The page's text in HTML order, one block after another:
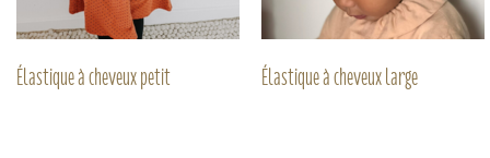
Élastique à cheveux petit Élastique à cheveux large